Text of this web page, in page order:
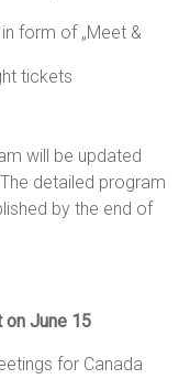
form of „Meet &
tickets
will be updated
detailed program
by the end of
on June 15
for Canada